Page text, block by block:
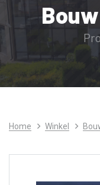
Home Winkel